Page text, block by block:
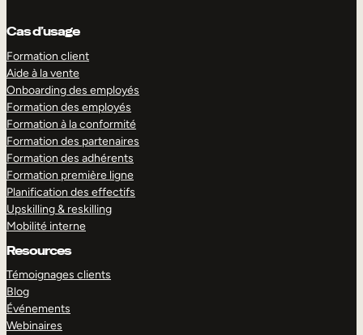
Cas d’usage
Formation client
Aide à la vente
Onboarding des employés
Formation des employés
Formation à la conformité
Formation des partenaires
Formation des adhérents
Formation première ligne
Planification des effectifs
Upskilling & reskilling
Mobilité interne
Resources
Témoignages clients
Blog
Événements
Webinaires